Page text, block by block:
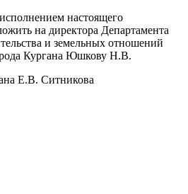
настоящего
на директора Департамента
и земельных отношений
Кургана Юшкову Н.В.
Е.В. Ситникова